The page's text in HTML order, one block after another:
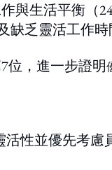
與生活平衡（
乏靈活工作時
位，進一步證明
性並優先考慮